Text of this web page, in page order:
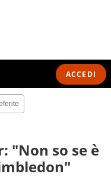
ACCEDI
"Non so se è